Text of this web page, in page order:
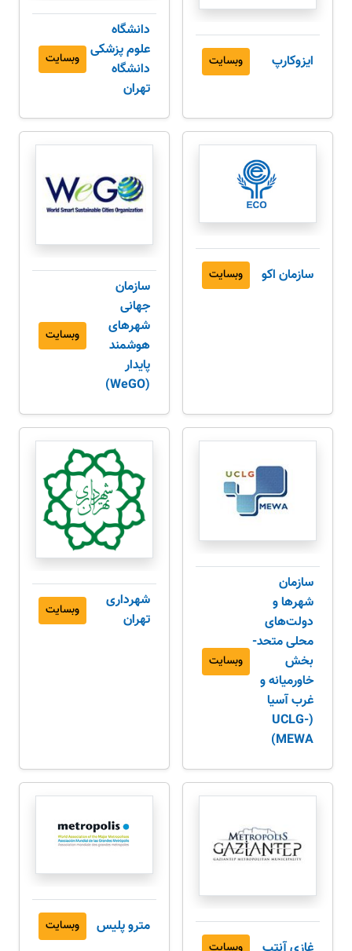
ایزوکارپ وبسایت
دانشگاه
علوم پزشکی
دانشگاه
تهران
وبسایت
سازمان اکو وبسایت
سازمان
جهانی
شهرهای
هوشمند
پایدار
(WeGO)
وبسایت
سازمان
شهرها و
دولت‌های
محلی متحد-
بخش
خاورمیانه و
غرب آسیا
(UCLG-
MEWA)
وبسایت
شهرداری
تهران
وبسایت
وبسایت
مترو پلیس وبسایت